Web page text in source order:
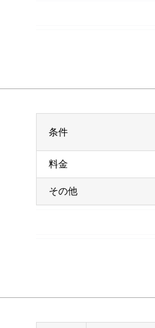
条件
料金
その他